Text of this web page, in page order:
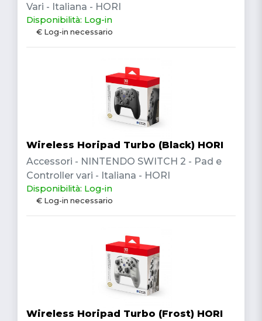
Vari - Italiana - HORI
Disponibilità: Log-in
€ Log-in necessario
Wireless Horipad Turbo (Black) HORI
Accessori - NINTENDO SWITCH 2 - Pad e
Controller vari - Italiana - HORI
Disponibilità: Log-in
€ Log-in necessario
Wireless Horipad Turbo (Frost) HORI